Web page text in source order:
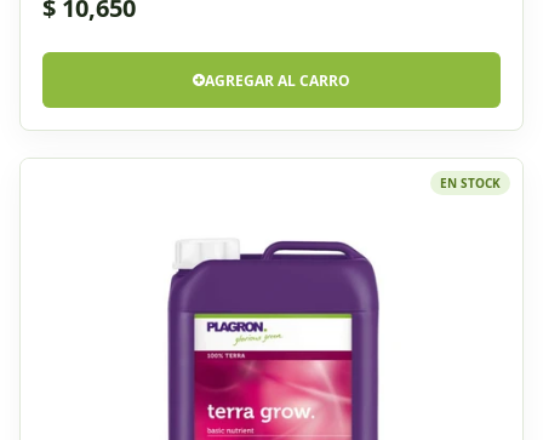
$ 10,650
AGREGAR AL CARRO
EN STOCK